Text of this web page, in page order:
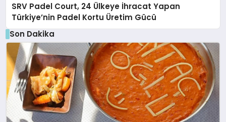
SRV Padel Court, 24 Ülkeye İhracat Yapan
Türkiye’nin Padel Kortu Üretim Gücü
Son Dakika